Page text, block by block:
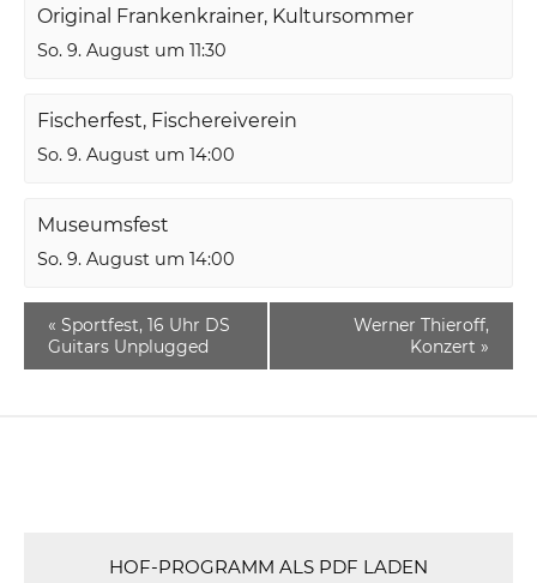
Original Frankenkrainer, Kultursommer
So. 9. August um 11:30
Fischerfest, Fischereiverein
So. 9. August um 14:00
Museumsfest
So. 9. August um 14:00
« Sportfest, 16 Uhr DS
Guitars Unplugged
Werner Thieroff,
Konzert »
HOF-PROGRAMM ALS PDF LADEN